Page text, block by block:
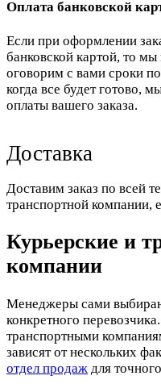
Оплата банковской
Если при оформлении
банковской картой, то
оговорим с вами сроки
когда все будет готово,
оплаты вашего заказа.
Доставка
Доставим заказ по всей
транспортной компании,
Курьерские и
компании
Менеджеры сами
конкретного
транспортными
зависят от нескольких
отдел продаж для